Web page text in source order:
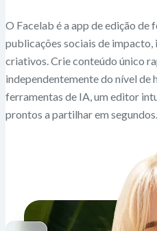
O Facelab é a app de edição
publicações sociais de impacto,
criativos. Crie conteúdo único
independentemente do nível
ferramentas de IA, um editor
prontos a partilhar em segundos.